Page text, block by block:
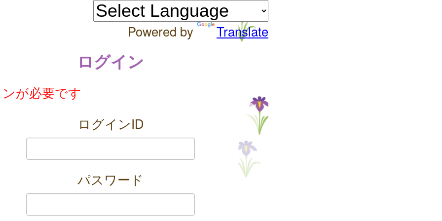
Powered by Translate
ログイン
が必要です
ログインID
パスワード